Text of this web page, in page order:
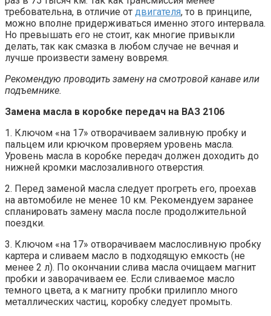
требовательна, в отличие от двигателя, то в принципе,
можно вполне придерживаться именно этого интервала.
Но превышать его не стоит, как многие привыкли
делать, так как смазка в любом случае не вечная и
лучше произвести замену вовремя.
Рекомендую проводить замену на смотровой канаве или
подъемнике.
Замена масла в коробке передач на ВАЗ 2106
1. Ключом «на 17» отворачиваем заливную пробку и
пальцем или крючком проверяем уровень масла.
Уровень масла в коробке передач должен доходить до
нижней кромки маслозаливного отверстия.
2. Перед заменой масла следует прогреть его, проехав
на автомобиле не менее 10 км. Рекомендуем заранее
спланировать замену масла после продолжительной
поездки.
3. Ключом «на 17» отворачиваем маслосливную пробку
картера и сливаем масло в подходящую емкость (не
менее 2 л). По окончании слива масла очищаем магнит
пробки и заворачиваем ее. Если сливаемое масло
темного цвета, а к магниту пробки прилипло много
металлических частиц, коробку следует промыть.